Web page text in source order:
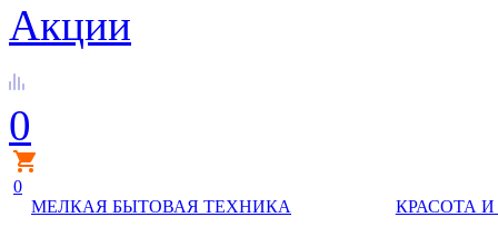
Акции
0
0
МЕЛКАЯ БЫТОВАЯ ТЕХНИКА
КРАСОТА И